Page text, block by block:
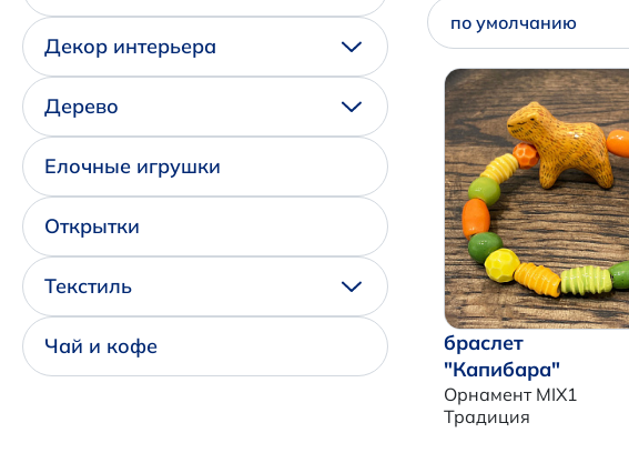
Декор интерьера
Дерево
Елочные игрушки
Открытки
Текстиль
Чай и кофе
по умолчанию
браслет
"Капибара"
Орнамент MIX1
Традиция